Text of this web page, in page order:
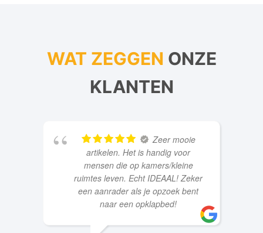
WAT ZEGGEN ONZE
KLANTEN
Zeer mooie
artikelen. Het is handig voor
mensen die op kamers/kleine
ruimtes leven. Echt IDEAAL! Zeker
een aanrader als je opzoek bent
naar een opklapbed!